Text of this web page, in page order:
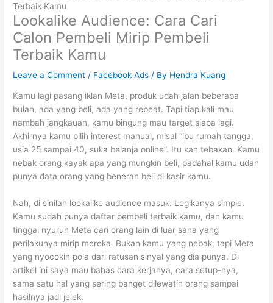
Terbaik Kamu
Lookalike Audience: Cara Cari
Calon Pembeli Mirip Pembeli
Terbaik Kamu
Leave a Comment / Facebook Ads / By Hendra Kuang
Kamu lagi pasang iklan Meta, produk udah jalan beberapa
bulan, ada yang beli, ada yang repeat. Tapi tiap kali mau
nambah jangkauan, kamu bingung mau target siapa lagi.
Akhirnya kamu pilih interest manual, misal “ibu rumah tangga,
usia 25 sampai 40, suka belanja online”. Itu kan tebakan. Kamu
nebak orang kayak apa yang mungkin beli, padahal kamu udah
punya data orang yang beneran beli di kasir kamu.
Nah, di sinilah lookalike audience masuk. Logikanya simple.
Kamu sudah punya daftar pembeli terbaik kamu, dan kamu
tinggal nyuruh Meta cari orang lain di luar sana yang
perilakunya mirip mereka. Bukan kamu yang nebak, tapi Meta
yang nyocokin pola dari ratusan sinyal yang dia punya. Di
artikel ini saya mau bahas cara kerjanya, cara setup-nya,
sama satu hal yang sering banget dilewatin orang sampai
hasilnya jadi jelek.